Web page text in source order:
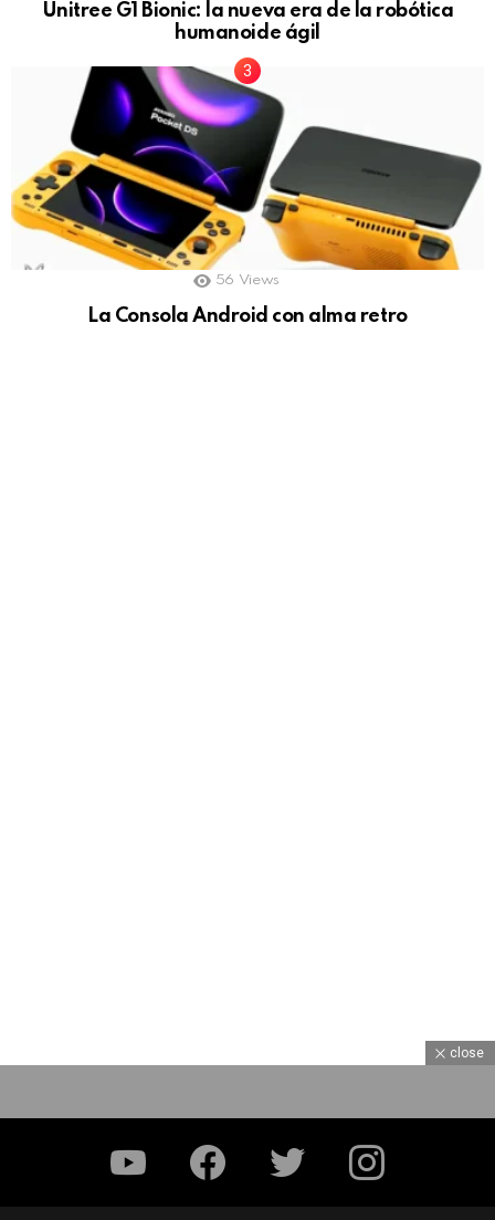
Unitree G1 Bionic: la nueva era de la robótica
humanoide ágil
56 Views
La Consola Android con alma retro
YouTube Facebook Twitter Instagram
close